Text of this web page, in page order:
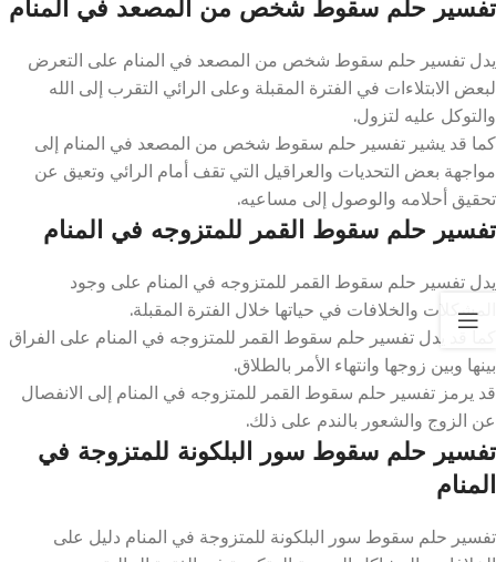
تفسير حلم سقوط شخص من المصعد في المنام
يدل تفسير حلم سقوط شخص من المصعد في المنام على التعرض
لبعض الابتلاءات في الفترة المقبلة وعلى الرائي التقرب إلى الله
والتوكل عليه لتزول.
كما قد يشير تفسير حلم سقوط شخص من المصعد في المنام إلى
مواجهة بعض التحديات والعراقيل التي تقف أمام الرائي وتعيق عن
تحقيق أحلامه والوصول إلى مساعيه.
تفسير حلم سقوط القمر للمتزوجه في المنام
يدل تفسير حلم سقوط القمر للمتزوجه في المنام على وجود
المشكلات والخلافات في حياتها خلال الفترة المقبلة.
كما قد يدل تفسير حلم سقوط القمر للمتزوجه في المنام على الفراق
بينها وبين زوجها وانتهاء الأمر بالطلاق.
قد يرمز تفسير حلم سقوط القمر للمتزوجه في المنام إلى الانفصال
عن الزوج والشعور بالندم على ذلك.
تفسير حلم سقوط سور البلكونة للمتزوجة في
المنام
تفسير حلم سقوط سور البلكونة للمتزوجة في المنام دليل على